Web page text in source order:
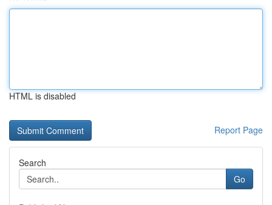
HTML is disabled
Report Page
Search
Go